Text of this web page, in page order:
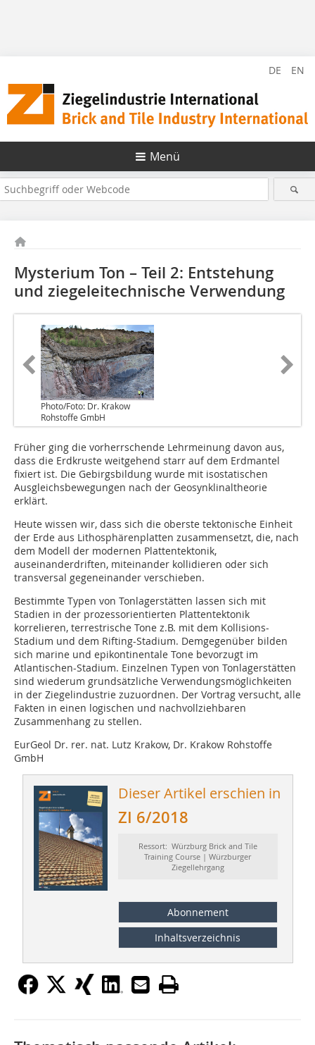
DE EN
Menü
Mysterium Ton – Teil 2: Entstehung
und ziegeleitechnische Verwendung
Photo/Foto: Dr. Krakow
Rohstoffe GmbH
Früher ging die vorherrschende Lehrmeinung davon aus,
dass die Erdkruste weitgehend starr auf dem Erdmantel
fixiert ist. Die Gebirgsbildung wurde mit isostatischen
Ausgleichsbewegungen nach der Geosynklinaltheorie
erklärt.
Heute wissen wir, dass sich die oberste tektonische Einheit
der Erde aus Lithosphärenplatten zusammensetzt, die, nach
dem Modell der modernen Plattentektonik,
auseinanderdriften, miteinander kollidieren oder sich
transversal gegeneinander verschieben.
Bestimmte Typen von Tonlagerstätten lassen sich mit
Stadien in der prozessorientierten Plattentektonik
korrelieren, terrestrische Tone z.B. mit dem Kollisions-
Stadium und dem Rifting-Stadium. Demgegenüber bilden
sich marine und epikontinentale Tone bevorzugt im
Atlantischen-Stadium. Einzelnen Typen von Tonlagerstätten
sind wiederum grundsätzliche Verwendungsmöglichkeiten
in der Ziegelindustrie zuzuordnen. Der Vortrag versucht, alle
Fakten in einen logischen und nachvollziehbaren
Zusammenhang zu stellen.
EurGeol Dr. rer. nat. Lutz Krakow, Dr. Krakow Rohstoffe
GmbH
Dieser Artikel erschien in
ZI 6/2018
Ressort: Würzburg Brick and Tile
Training Course | Würzburger
Ziegellehrgang
Abonnement
Inhaltsverzeichnis